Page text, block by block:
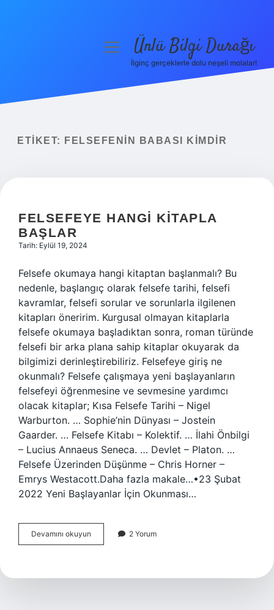
Yasal Uyarı
menüyüÜnlü Bilgi Durağı
İlginç gerçeklerle dolu neşeli molalar!
ETIKET: FELSEFENIN BABASI KIMDIR
FELSEFEYE HANGI KITAPLA
BAŞLAR
Tarih: Eylül 19, 2024
Felsefe okumaya hangi kitaptan başlanmalı? Bu
nedenle, başlangıç ​​olarak felsefe tarihi, felsefi
kavramlar, felsefi sorular ve sorunlarla ilgilenen
kitapları öneririm. Kurgusal olmayan kitaplarla
felsefe okumaya başladıktan sonra, roman türünde
felsefi bir arka plana sahip kitaplar okuyarak da
bilgimizi derinleştirebiliriz. Felsefeye giriş ne
okunmalı? Felsefe çalışmaya yeni başlayanların
felsefeyi öğrenmesine ve sevmesine yardımcı
olacak kitaplar; Kısa Felsefe Tarihi – Nigel
Warburton. … Sophie’nin Dünyası – Jostein
Gaarder. … Felsefe Kitabı – Kolektif. … İlahi Önbilgi
– Lucius Annaeus Seneca. … Devlet – Platon. …
Felsefe Üzerinden Düşünme – Chris Horner –
Emrys Westacott.Daha fazla makale…•23 Şubat
2022 Yeni Başlayanlar İçin Okunması…
Devamını okuyun Felsefeye
Hangi
2 Yorum